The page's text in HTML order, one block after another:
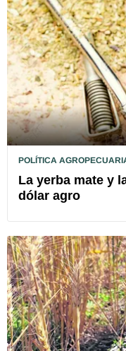
POLÍTICA
La yerba mate y
dólar agro